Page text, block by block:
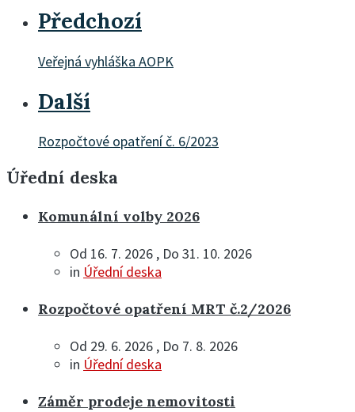
Předchozí
Veřejná vyhláška AOPK
Další
Rozpočtové opatření č. 6/2023
Úřední deska
Komunální volby 2026
Od 16. 7. 2026 , Do 31. 10. 2026
in Úřední deska
Rozpočtové opatření MRT č.2/2026
Od 29. 6. 2026 , Do 7. 8. 2026
in Úřední deska
Záměr prodeje nemovitosti